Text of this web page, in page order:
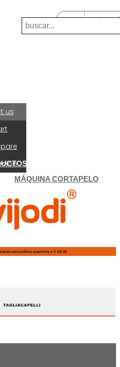
0039-0392025892
un correo electrónico:
us
(0
FLYJUMP
MÁQUINA CORTAPELO